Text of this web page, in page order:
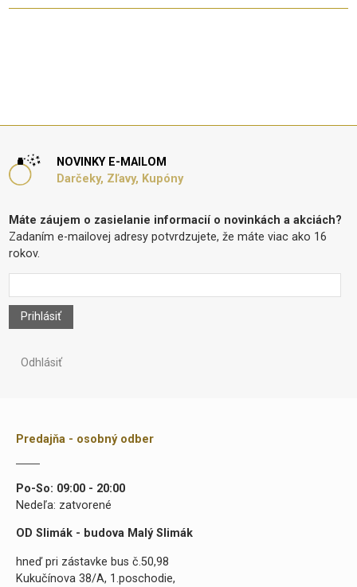
NOVINKY E-MAILOM
Darčeky, Zľavy, Kupóny
Máte záujem o zasielanie informacií o novinkách a akciách?
Zadaním e-mailovej adresy potvrdzujete, že máte viac ako 16
rokov.
Prihlásiť
Odhlásiť
Predajňa - osobný odber
Po-So: 09:00 - 20:00
Nedeľa: zatvorené
OD Slimák - budova Malý Slimák
hneď pri zástavke bus č.50,98
Kukučínova 38/A, 1.poschodie,